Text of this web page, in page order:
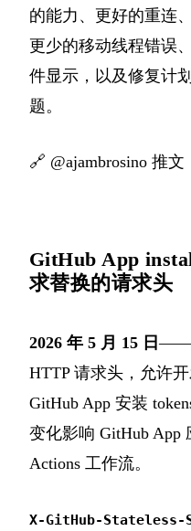
的能力、更好的重连
更少的移动线程错误
件显示，以及修复计
题。
🔗 @ajambrosino 推文
GitHub App
求替换的请求头
2026 年 5 月 15 日
HTTP 请求头，允许
GitHub App 安装
变化影响 GitHub App
Actions 工作流。
X-GitHub-Stateless-